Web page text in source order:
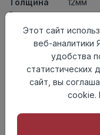
Размер
доски
Теплый пол
до +27
4V
Замок
L2C/
Страна
происхождения
Турция
Осталось69 упак
Этот сайт
веб-аналитики
удобства
статистических
сайт, вы
cookie.